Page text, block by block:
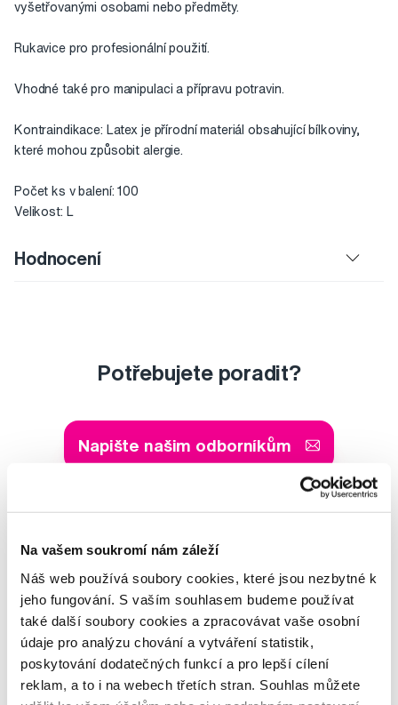
Na vašem soukromí nám záleží
Náš web používá soubory cookies, které jsou nezbytné k
jeho fungování. S vaším souhlasem budeme používat
také další soubory cookies a zpracovávat vaše osobní
údaje pro analýzu chování a vytváření statistik,
poskytování dodatečných funkcí a pro lepší cílení
reklam, a to i na webech třetích stran. Souhlas můžete
vyšetřovanými osobami nebo předměty.
Rukavice pro profesionální použití.
Vhodné také pro manipulaci a přípravu potravin.
Kontraindikace: Latex je přírodní materiál obsahující bílkoviny,
které mohou způsobit alergie.
Počet ks v balení: 100
Velikost: L
Hodnocení
Potřebujete poradit?
Napište našim odborníkům
MDDr. Tomáš Pražák
Odborná zubní konzultace –
parodontologie
Alena Růžičková
odborná konzultace dětského
sortimentu